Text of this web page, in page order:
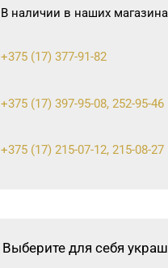
В наличии в наших
+375 (17) 377-91-82
+375 (17) 397-95-08, 252-95-46
+375 (17) 215-07-12, 215-08-27
+375 (17) 316-64-54, 271-30-07,
Выберите для себя